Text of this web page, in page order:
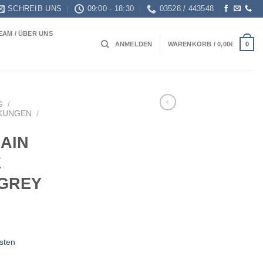
SCHREIB UNS 09:00 - 18:30 03528 / 443548
/ ÜBER UNS
ANMELDEN
WARENKORB /0,00€ 0
/
/